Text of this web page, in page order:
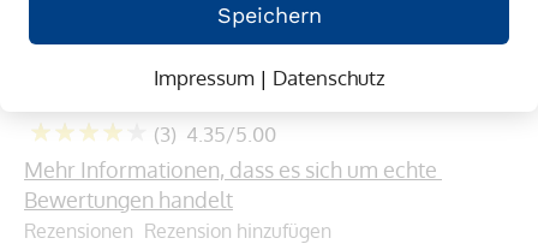
Speichern
Impressum| Datenschutz
Zum
Bildergalerie
springen
Streifengeber 6045 bis 75 mm
Bandbreite
87
% of100
(3) 4.35/5.00
Mehr Informationen, dass es sich um echte
Bewertungen handelt
Rezensionen Rezension hinzufügen